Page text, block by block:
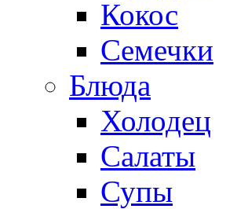
Кокос
Семечки
Блюда
Холодец
Салаты
Супы